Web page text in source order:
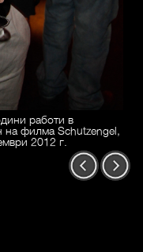
работи в
на филма Schutzengel,
2012 г.